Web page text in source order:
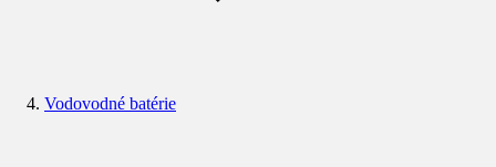
Vodovodné batérie